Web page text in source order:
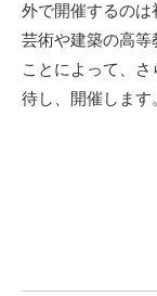
外で開催するのは
芸術や建築の高等
ことによって、
待し、開催します